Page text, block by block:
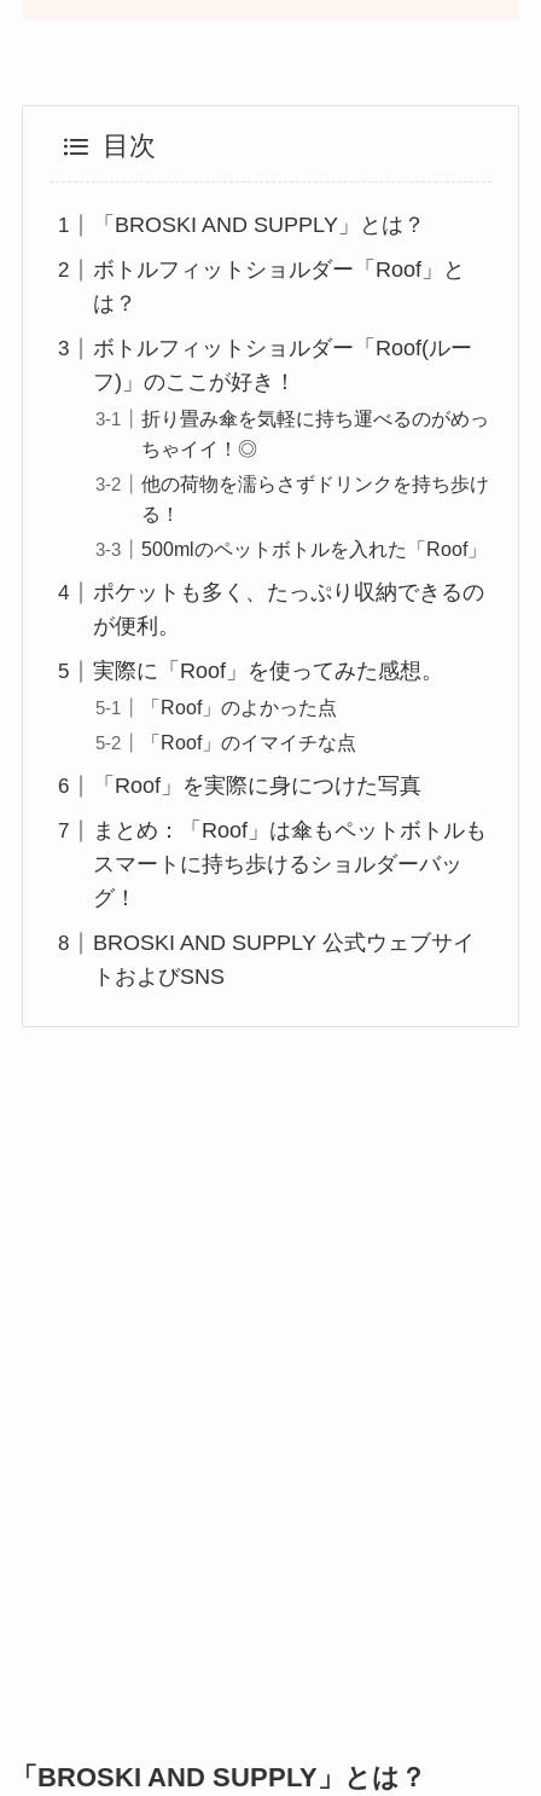
目次
「BROSKI AND SUPPLY」とは？
ボトルフィットショルダー「Roof」と
は？
ボトルフィットショルダー「Roof(ルー
フ)」のここが好き！
折り畳み傘を気軽に持ち運べるのがめっ
ちゃイイ！◎
他の荷物を濡らさずドリンクを持ち歩け
る！
500mlのペットボトルを入れた「Roof」
ポケットも多く、たっぷり収納できるの
が便利。
実際に「Roof」を使ってみた感想。
「Roof」のよかった点
「Roof」のイマイチな点
「Roof」を実際に身につけた写真
まとめ：「Roof」は傘もペットボトルも
スマートに持ち歩けるショルダーバッ
グ！
BROSKI AND SUPPLY 公式ウェブサイ
トおよびSNS
「BROSKI AND SUPPLY」とは？